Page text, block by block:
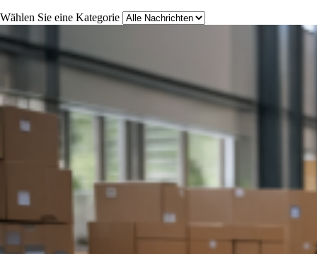
Wählen Sie eine Kategorie